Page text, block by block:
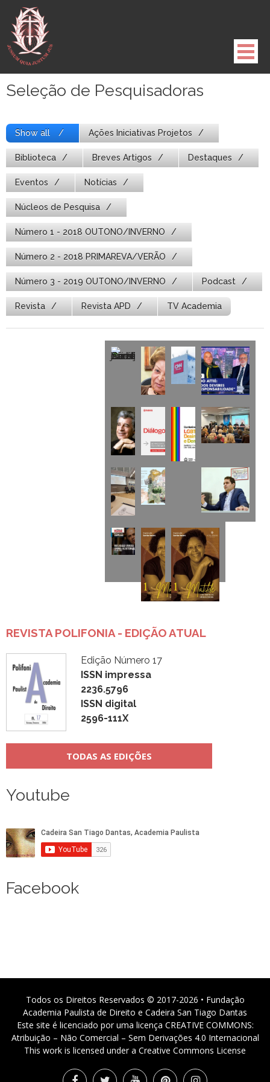
para
conteúdo
Seleção de Pesquisadoras
Show all Ações Iniciativas Projetos
Biblioteca Breves Artigos Destaques
Eventos Notícias
Núcleos de Pesquisa
Número 1 - 2018 OUTONO/INVERNO
Número 2 - 2018 PRIMAREVA/VERÃO
Número 3 - 2019 OUTONO/INVERNO Podcast
Revista Revista APD TV Academia
REVISTA POLIFONIA - EDIÇÃO ATUAL
Edição Número 17
ISSN impressa
2236.5796
ISSN digital
2596-111X
TODAS AS EDIÇÕES
Youtube
Facebook
Todos os Direitos Reservados © 2017-2026 • Fundação
Academia Paulista de Direito e Cadeira San Tiago Dantas
Este site é licenciado por uma licença CREATIVE COMMONS:
Atribuição – Não Comercial – Sem Derivações 4.0 Internacional
This work is licensed under a Creative Commons License